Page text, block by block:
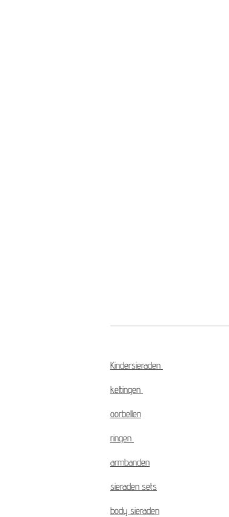
Kindersieraden
kettingen
oorbellen
ringen
armbanden
sieraden sets
body sieraden